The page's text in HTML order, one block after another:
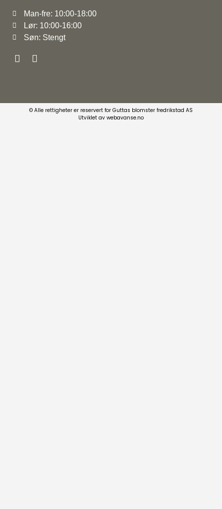
Man-fre: 10:00-18:00
Lør: 10:00-16:00
Søn: Stengt
© Alle rettigheter er reservert for Guttas blomster fredrikstad AS
Utviklet av webavanse.no